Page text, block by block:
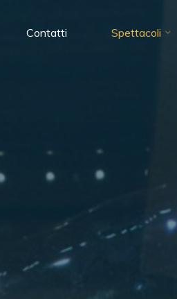
Contatti Spettacoli